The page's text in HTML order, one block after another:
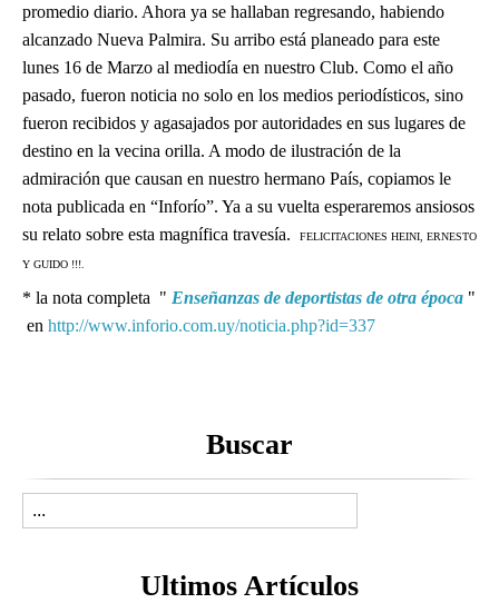
promedio diario. Ahora ya se hallaban regresando, habiendo
alcanzado Nueva Palmira. Su arribo está planeado para este
lunes 16 de Marzo al mediodía en nuestro Club. Como el año
pasado, fueron noticia no solo en los medios periodísticos, sino
fueron recibidos y agasajados por autoridades en sus lugares de
destino en la vecina orilla. A modo de ilustración de la
admiración que causan en nuestro hermano País, copiamos le
nota publicada en “Inforío”. Ya a su vuelta esperaremos ansiosos
su relato sobre esta magnífica travesía.
FELICITACIONES HEINI, ERNESTO
Y GUIDO !!!.
* la nota completa " Enseñanzas de deportistas de otra época "
en http://www.inforio.com.uy/noticia.php?id=337
Buscar
Ultimos Artículos